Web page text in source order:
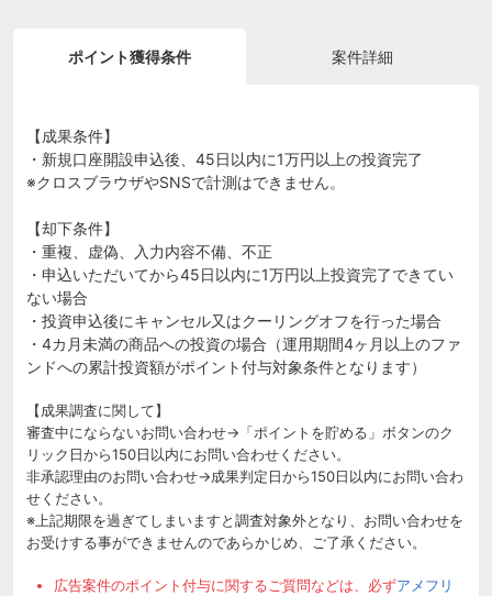
ポイント獲得条件 案件詳細
【成果条件】
・新規口座開設申込後、45日以内に1万円以上の投資完了
※クロスブラウザやSNSで計測はできません。
【却下条件】
・重複、虚偽、入力内容不備、不正
・申込いただいてから45日以内に1万円以上投資完了できてい
ない場合
・投資申込後にキャンセル又はクーリングオフを行った場合
・4カ月未満の商品への投資の場合（運用期間4ヶ月以上のファ
ンドへの累計投資額がポイント付与対象条件となります）
【成果調査に関して】
審査中にならないお問い合わせ→「ポイントを貯める」ボタンのク
リック日から150日以内にお問い合わせください。
非承認理由のお問い合わせ→成果判定日から150日以内にお問い合わ
せください。
※上記期限を過ぎてしまいますと調査対象外となり、お問い合わせを
お受けする事ができませんのであらかじめ、ご了承ください。
広告案件のポイント付与に関するご質問などは、必ずアメフリ